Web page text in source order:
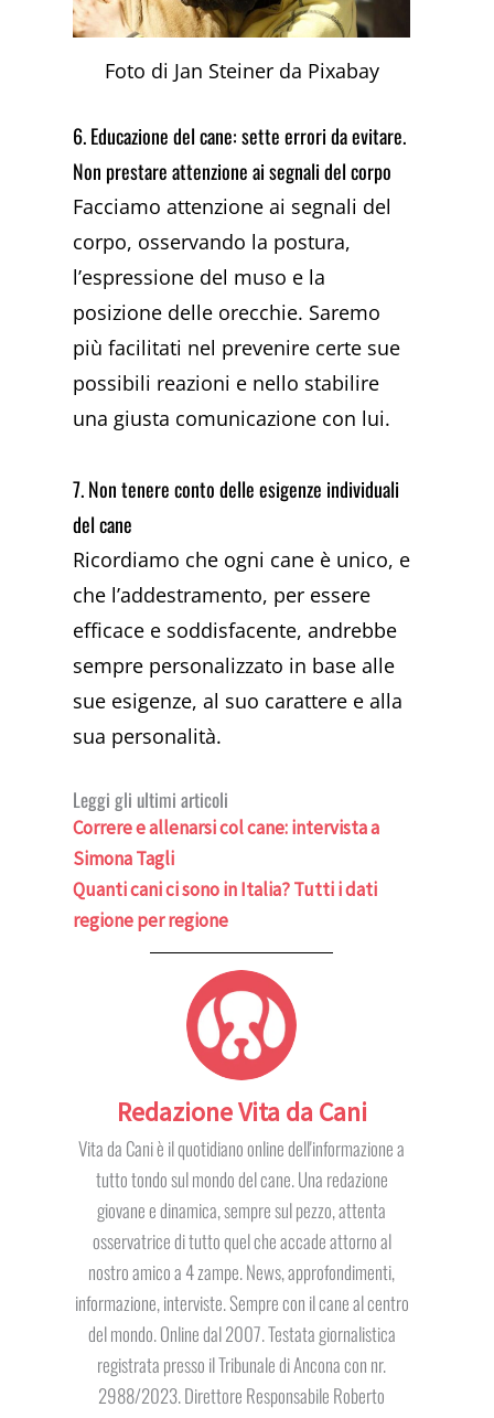
Foto di Jan Steiner da Pixabay
6. Educazione del cane: sette errori da evitare.
Non prestare attenzione ai segnali del corpo
Facciamo attenzione ai segnali del
corpo, osservando la postura,
l’espressione del muso e la
posizione delle orecchie. Saremo
più facilitati nel prevenire certe sue
possibili reazioni e nello stabilire
una giusta comunicazione con lui.
7. Non tenere conto delle esigenze individuali
del cane
Ricordiamo che ogni cane è unico, e
che l’addestramento, per essere
efficace e soddisfacente, andrebbe
sempre personalizzato in base alle
sue esigenze, al suo carattere e alla
sua personalità.
Leggi gli ultimi articoli
Correre e allenarsi col cane: intervista a
Simona Tagli
Quanti cani ci sono in Italia? Tutti i dati
regione per regione
Redazione Vita da Cani
Vita da Cani è il quotidiano online dell'informazione a
tutto tondo sul mondo del cane. Una redazione
giovane e dinamica, sempre sul pezzo, attenta
osservatrice di tutto quel che accade attorno al
nostro amico a 4 zampe. News, approfondimenti,
informazione, interviste. Sempre con il cane al centro
del mondo. Online dal 2007. Testata giornalistica
registrata presso il Tribunale di Ancona con nr.
2988/2023. Direttore Responsabile Roberto